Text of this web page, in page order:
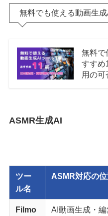
無料でも使える動画生
無料で
すすめ
用の可
ASMR生成AI
ツー
ル名
ASMR対応の
Filmo
AI動画生成・